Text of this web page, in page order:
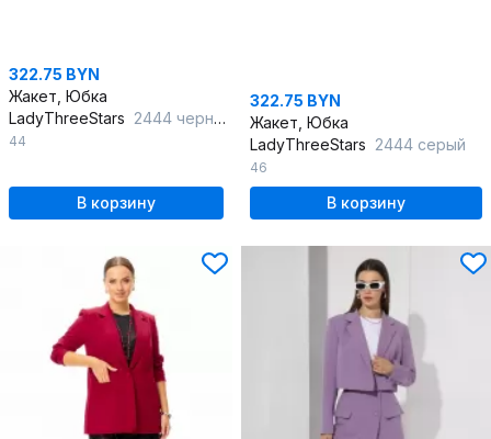
322.75 BYN
Жакет, Юбка
LadyThreeStars 2444 черный
44
В корзину
322.75 BYN
Жакет, Юбка
LadyThreeStars 2444 серый
46
В корзину